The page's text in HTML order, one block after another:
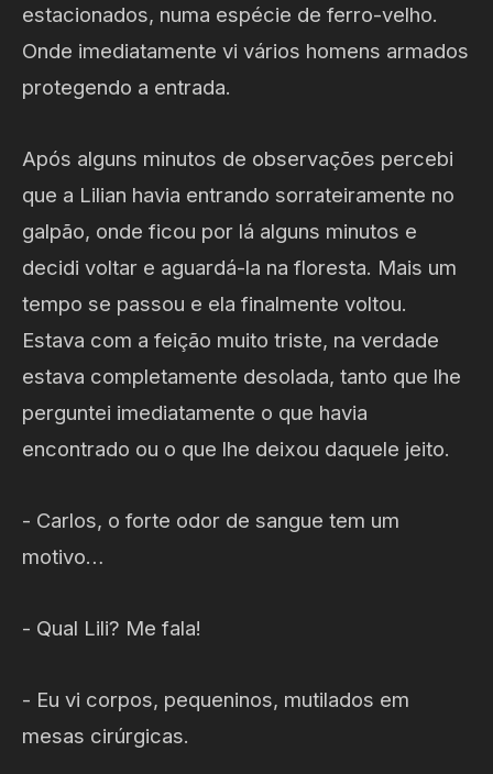
estacionados, numa espécie de ferro-velho.
Onde imediatamente vi vários homens armados
protegendo a entrada.
Após alguns minutos de observações percebi
que a Lilian havia entrando sorrateiramente no
galpão, onde ficou por lá alguns minutos e
decidi voltar e aguardá-la na floresta. Mais um
tempo se passou e ela finalmente voltou.
Estava com a feição muito triste, na verdade
estava completamente desolada, tanto que lhe
perguntei imediatamente o que havia
encontrado ou o que lhe deixou daquele jeito.
- Carlos, o forte odor de sangue tem um
motivo…
- Qual Lili? Me fala!
- Eu vi corpos, pequeninos, mutilados em
mesas cirúrgicas.